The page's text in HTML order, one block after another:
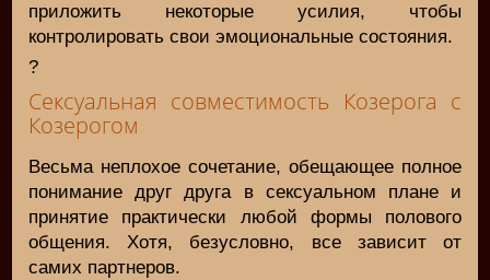
приложить некоторые усилия, чтобы
контролировать свои эмоциональные состояния.
?
Сексуальная совместимость Козерога с
Козерогом
Весьма неплохое сочетание, обещающее полное
понимание друг друга в сексуальном плане и
принятие практически любой формы полового
общения. Хотя, безусловно, все зависит от
самих партнеров.